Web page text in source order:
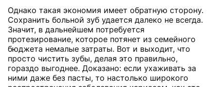
Однако такая экономия имеет обратную сторону.
Сохранить больной зуб удается далеко не всегда.
Значит, в дальнейшем потребуется
протезирование, которое потянет из семейного
бюджета немалые затраты. Вот и выходит, что
просто чистить зубы, делая это правильно,
гораздо выгоднее. Доказано: если ухаживать за
ними даже без пасты, то настолько широкого